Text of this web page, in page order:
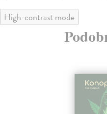
High-contrast mode